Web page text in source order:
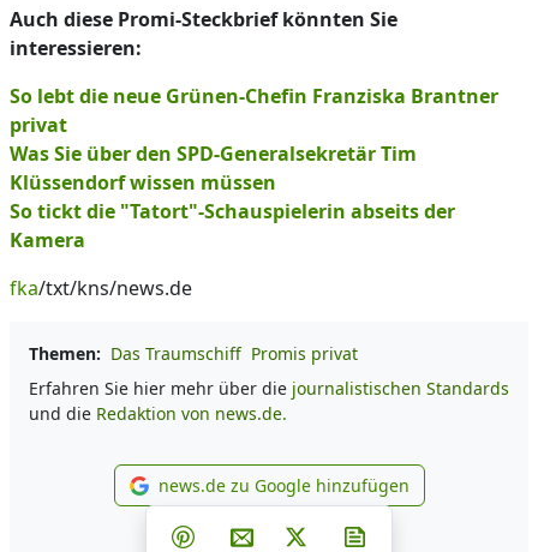
Auch diese Promi-Steckbrief könnten Sie
interessieren:
So lebt die neue Grünen-Chefin Franziska Brantner
privat
Was Sie über den SPD-Generalsekretär Tim
Klüssendorf wissen müssen
So tickt die "Tatort"-Schauspielerin abseits der
Kamera
fka/txt/kns/news.de
Themen: Das Traumschiff Promis privat
Erfahren Sie hier mehr über die journalistischen Standards
und die Redaktion von news.de.
news.de zu Google
news.de zu Google hinzufügen
Teilen auf Facebook
Teilen auf Whatsapp
Teilen auf Telegram
Teilen auf Pinterest
Per E-Mail teilen
Post auf X